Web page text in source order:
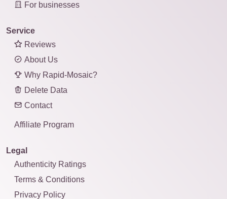
For businesses
Service
Reviews
About Us
Why Rapid-Mosaic?
Delete Data
Contact
Affiliate Program
Legal
Authenticity Ratings
Terms & Conditions
Privacy Policy